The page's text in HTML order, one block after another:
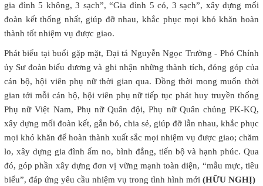
gia đình 5 không, 3 sạch”, “Gia đình 5 có, 3 sạch”, xây dựng mối
đoàn kết thống nhất, giúp đỡ nhau, khắc phục mọi khó khăn hoàn
thành tốt nhiệm vụ được giao.
Phát biểu tại buổi gặp mặt, Đại tá Nguyễn Ngọc Trường - Phó Chính
ủy Sư đoàn biểu dương và ghi nhận những thành tích, đóng góp của
cán bộ, hội viên phụ nữ thời gian qua. Đồng thời mong muốn thời
gian tới mỗi cán bộ, hội viên phụ nữ tiếp tục phát huy truyền thống
Phụ nữ Việt Nam, Phụ nữ Quân đội, Phụ nữ Quân chủng PK-KQ,
xây dựng mối đoàn kết, gắn bó, chia sẻ, giúp đỡ lẫn nhau, khắc phục
mọi khó khăn để hoàn thành xuất sắc mọi nhiệm vụ được giao; chăm
lo, xây dựng gia đình ấm no, bình đẳng, tiến bộ và hạnh phúc. Qua
đó, góp phần xây dựng đơn vị vững mạnh toàn diện, “mẫu mực, tiêu
biểu”, đáp ứng yêu cầu nhiệm vụ trong tình hình mới (HỮU NGHỊ)